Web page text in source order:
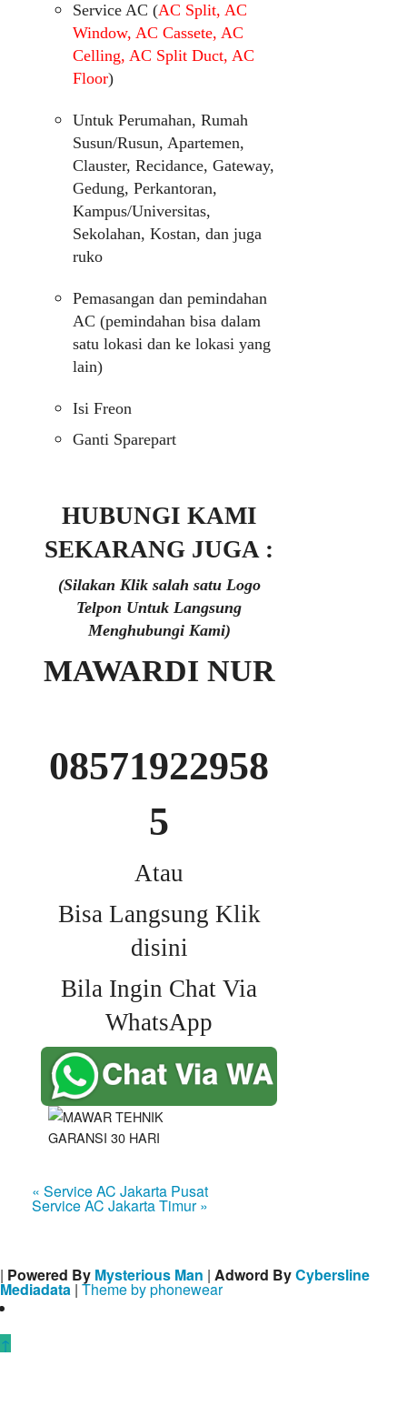
Service AC (AC Split, AC
Window, AC Cassete, AC
Celling, AC Split Duct, AC
Floor)
Untuk Perumahan, Rumah
Susun/Rusun, Apartemen,
Clauster, Recidance, Gateway,
Gedung, Perkantoran,
Kampus/Universitas,
Sekolahan, Kostan, dan juga
ruko
Pemasangan dan pemindahan
AC (pemindahan bisa dalam
satu lokasi dan ke lokasi yang
lain)
Isi Freon
Ganti Sparepart
HUBUNGI KAMI
SEKARANG JUGA :
(Silakan Klik salah satu Logo
Telpon Untuk Langsung
Menghubungi Kami)
MAWARDI NUR
08571922958
5
Atau
Bisa Langsung Klik
disini
Bila Ingin Chat Via
WhatsApp
« Service AC Jakarta Pusat
Service AC Jakarta Timur »
| Powered By Mysterious Man | Adword ByCybersline
Mediadata | Theme by phonewear
↑